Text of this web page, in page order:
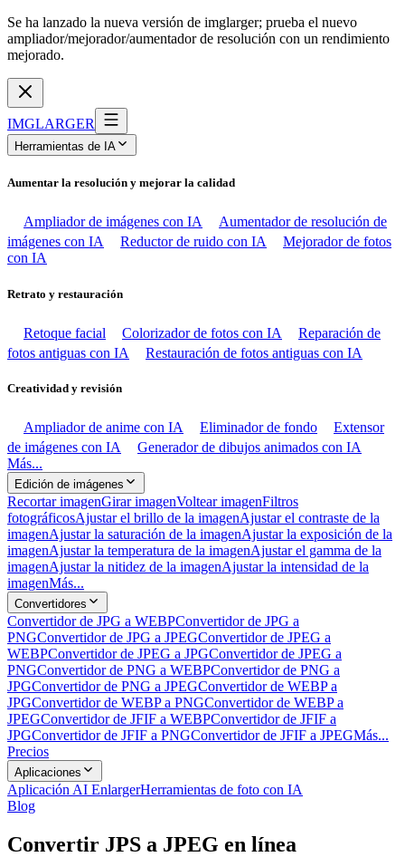
Se ha lanzado la nueva versión de imglarger; prueba el nuevo
ampliador/mejorador/aumentador de resolución con un rendimiento
mejorado.
IMGLARGER
Herramientas de IA
Aumentar la resolución y mejorar la calidad
Ampliador de imágenes con IA
Aumentador de resolución de
imágenes con IA
Reductor de ruido con IA
Mejorador de fotos
con IA
Retrato y restauración
Retoque facial Colorizador de fotos con IA
Reparación de
fotos antiguas con IA
Restauración de fotos antiguas con IA
Creatividad y revisión
Ampliador de anime con IA Eliminador de fondo
Extensor
de imágenes con IA
Generador de dibujos animados con IA
Más...
Edición de imágenes
Recortar imagenGirar imagenVoltear imagenFiltros
fotográficosAjustar el brillo de la imagenAjustar el contraste de la
imagenAjustar la saturación de la imagenAjustar la exposición de la
imagenAjustar la temperatura de la imagenAjustar el gamma de la
imagenAjustar la nitidez de la imagenAjustar la intensidad de la
imagenMás...
Convertidores
Convertidor de JPG a WEBPConvertidor de JPG a
PNGConvertidor de JPG a JPEGConvertidor de JPEG a
WEBPConvertidor de JPEG a JPGConvertidor de JPEG a
PNGConvertidor de PNG a WEBPConvertidor de PNG a
JPGConvertidor de PNG a JPEGConvertidor de WEBP a
JPGConvertidor de WEBP a PNGConvertidor de WEBP a
JPEGConvertidor de JFIF a WEBPConvertidor de JFIF a
JPGConvertidor de JFIF a PNGConvertidor de JFIF a JPEGMás...
Precios
Aplicaciones
Aplicación AI EnlargerHerramientas de foto con IA
Blog
Convertir JPS a JPEG en línea